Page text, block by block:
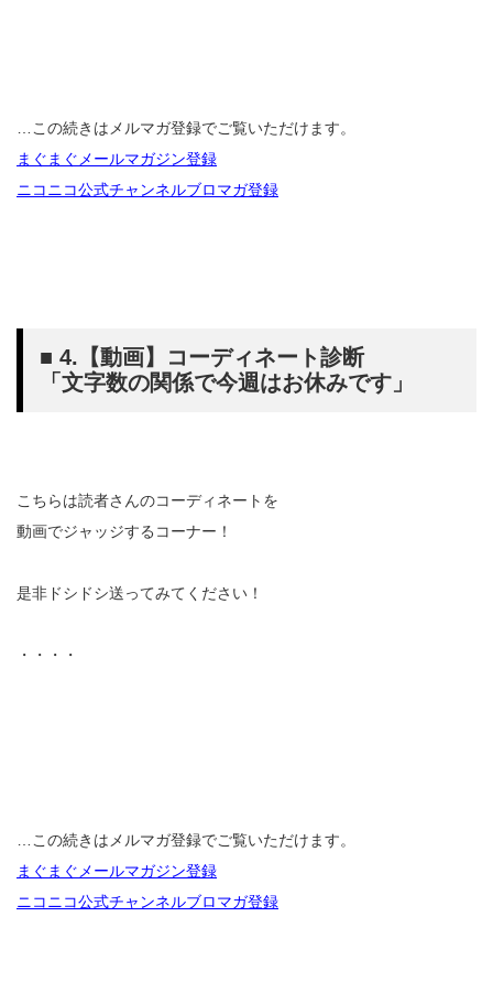
…この続きはメルマガ登録でご覧いただけます。
まぐまぐメールマガジン登録
ニコニコ公式チャンネルブロマガ登録
■ 4.【動画】コーディネート診断
「文字数の関係で今週はお休みです」
こちらは読者さんのコーディネートを
動画でジャッジするコーナー！
是非ドシドシ送ってみてください！
・・・・
…この続きはメルマガ登録でご覧いただけます。
まぐまぐメールマガジン登録
ニコニコ公式チャンネルブロマガ登録